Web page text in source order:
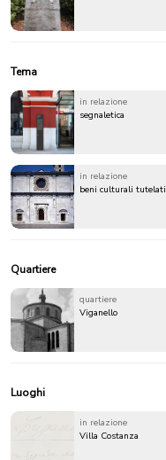
Tema
in relazione
segnaletica
in relazione
beni culturali tutelati
Quartiere
quartiere
Viganello
Luoghi
in relazione
Villa Costanza